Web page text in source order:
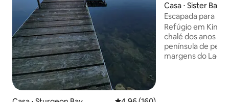
Casa ⋅ Sister Bay
Escapada para
Refúgio em
chalé dos anos
península de
margens do Lago